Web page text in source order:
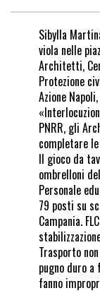
Sibylla
viola nelle
Architetti,
Protezione
Azione
PNRR, gli
completare
Il gioco da
ombrelloni
Personale
79 posti su
Campania.
Trasporto
pugno duro
fanno